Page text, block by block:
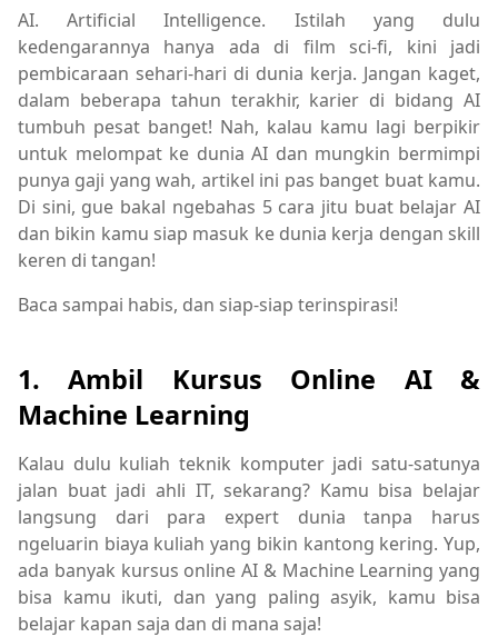
AI. Artificial Intelligence. Istilah yang dulu
kedengarannya hanya ada di film sci-fi, kini jadi
pembicaraan sehari-hari di dunia kerja. Jangan kaget,
dalam beberapa tahun terakhir, karier di bidang AI
tumbuh pesat banget! Nah, kalau kamu lagi berpikir
untuk melompat ke dunia AI dan mungkin bermimpi
punya gaji yang wah, artikel ini pas banget buat kamu.
Di sini, gue bakal ngebahas 5 cara jitu buat belajar AI
dan bikin kamu siap masuk ke dunia kerja dengan skill
keren di tangan!
Baca sampai habis, dan siap-siap terinspirasi!
1.Ambil Kursus Online AI &
Machine Learning
Kalau dulu kuliah teknik komputer jadi satu-satunya
jalan buat jadi ahli IT, sekarang? Kamu bisa belajar
langsung dari para expert dunia tanpa harus
ngeluarin biaya kuliah yang bikin kantong kering. Yup,
ada banyak kursus online AI & Machine Learning yang
bisa kamu ikuti, dan yang paling asyik, kamu bisa
belajar kapan saja dan di mana saja!